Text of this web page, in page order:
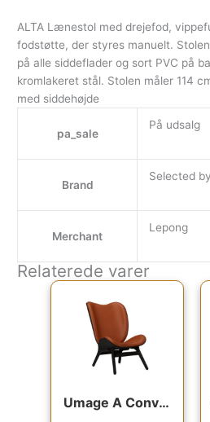
ALTA Lænestol med drejefod,
fodstøtte, der styres manuelt.
på alle siddeflader og sort PVC på
kromlakeret stål. Stolen måler 114
med siddehøjde
pa_sale
På udsalg
Brand
Selected
Merchant
Lepong
Relaterede varer
Umage A Conversation Piece – Høj – Black Oak/Cognac læder : Erling Christensen Møbler
Den oprindelige pris
Den